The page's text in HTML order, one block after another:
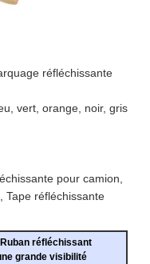
réfléchissante
vert, orange, noir, gris
pour camion,
Tape réfléchissante
réfléchissant
grande visibilité